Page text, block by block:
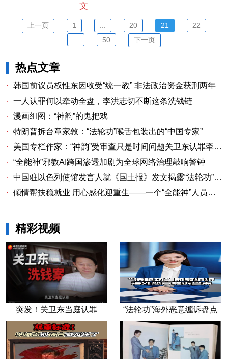
文
上一页 1 20 21
22
50 下一页
热点文章
· 韩国前议员权性东因收受“统一教” 非法政治资金获刑两年
· 一人认罪何以牵动全盘，李洪志切不断这条洗钱链
· 漫画组图：“神韵”的鬼把戏
· 特朗普拆台章家敦：“法轮功”喉舌包装出的“中国专家”
·
美国专栏作家：“神韵”受审查只是时间问题关卫东认罪牵出与《大纪元时报》资金链条
· “全能神”邪教AI跨国渗透加剧为全球网络治理敲响警钟
· 中国驻以色列使馆发言人就《国土报》发文揭露“法轮功”邪教本质答记者问
· 倾情帮扶稳就业 用心感化迎重生——一个“全能神”人员的重生
精彩视频
突发！关卫东当庭认罪 “法轮功”海外恶意缠诉盘点